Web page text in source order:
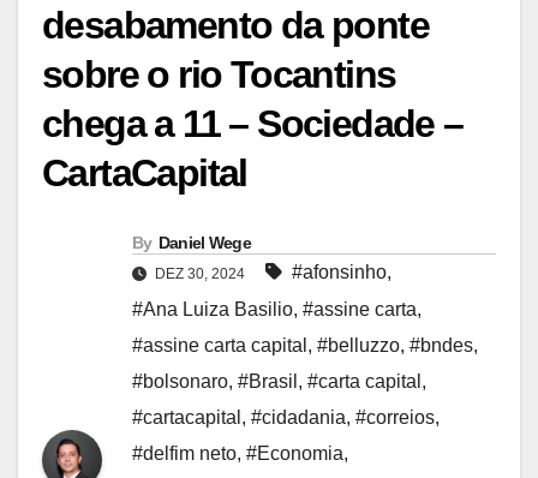
desabamento da ponte
sobre o rio Tocantins
chega a 11 – Sociedade –
CartaCapital
By Daniel Wege
DEZ 30, 2024 #afonsinho,
#Ana Luiza Basilio, #assine carta,
#assine carta capital , #belluzzo, #bndes,
#bolsonaro, #Brasil , #carta capital ,
#cartacapital , #cidadania, #correios,
#delfim neto, #Economia,